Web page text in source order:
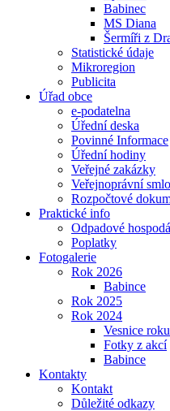
Babinec
MS Diana
Šermíři z
Statistické údaje
Mikroregion
Publicita
Úřad obce
e-podatelna
Úřední deska
Povinné Informace
Úřední hodiny
Veřejné zakázky
Veřejnoprávní
Rozpočtové
Praktické info
Odpadové
Poplatky
Fotogalerie
Rok 2026
Babince
Rok 2025
Rok 2024
Vesnice roku
Fotky z akcí
Babince
Kontakty
Kontakt
Důležité odkazy